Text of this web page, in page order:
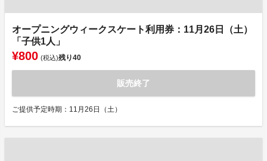
オープニングウィークスケート利用券：11月26日（土）
「子供1人」
¥800 (税込)残り40
販売終了
ご提供予定時期：11月26日（土）